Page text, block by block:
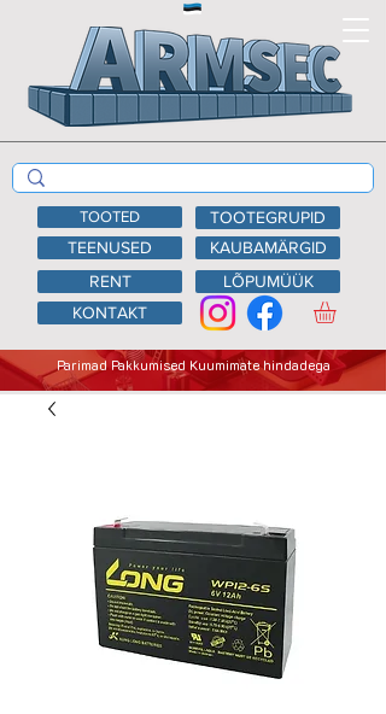
TEENUSED
KAUBAMÄRGID
RENT
LÕPUMÜÜK
KONTAKT
Parimad Pakkumised Kuumimate hindadega
TOOTED TOOTEGRUPID